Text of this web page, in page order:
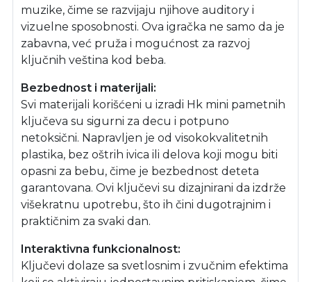
muzike, čime se razvijaju njihove auditory i
vizuelne sposobnosti. Ova igračka ne samo da je
zabavna, već pruža i mogućnost za razvoj
ključnih veština kod beba.
Bezbednost i materijali:
Svi materijali korišćeni u izradi Hk mini pametnih
ključeva su sigurni za decu i potpuno
netoksični. Napravljen je od visokokvalitetnih
plastika, bez oštrih ivica ili delova koji mogu biti
opasni za bebu, čime je bezbednost deteta
garantovana. Ovi ključevi su dizajnirani da izdrže
višekratnu upotrebu, što ih čini dugotrajnim i
praktičnim za svaki dan.
Interaktivna funkcionalnost:
Ključevi dolaze sa svetlosnim i zvučnim efektima